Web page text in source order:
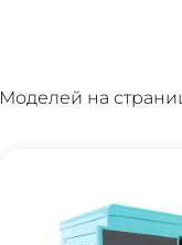
Моделей на